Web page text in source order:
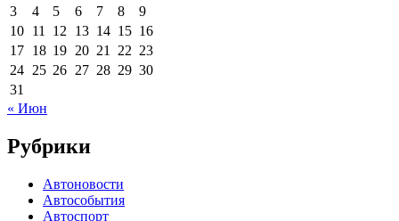
3
4 5 6 7 8
9
10 11 12 13 14 15 16
17 18 19 20 21 22 23
24 25 26 27 28 29 30
31
« Июн
Рубрики
Автоновости
Автособытия
Автоспорт